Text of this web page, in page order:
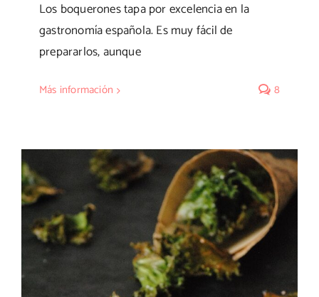
Los boquerones tapa por excelencia en la
gastronomía española. Es muy fácil de
prepararlos, aunque
Más información 8